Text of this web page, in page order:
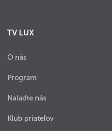
TV LUX
O nás
Program
Nalaďte nás
Klub priateľov